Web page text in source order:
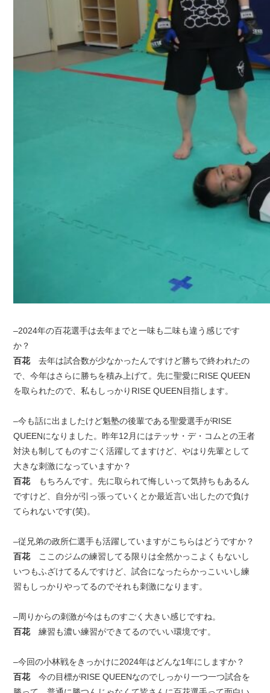
–2024年の百花選手は去年までと一味も二味も違う感じです
か？
百花去年は試合数が少なかったんですけど勝ちで終われたの
で、今年はさらに勝ちを積み上げて。先に聖愛にRISE QUEEN
を取られたので、私もしっかりRISE QUEEN目指します。
–今も話に出ましたけど魁塾の後輩である聖愛選手がRISE
QUEENになりました。昨年12月にはテッサ・デ・コムとの王者
対決も制してものすごく活躍してますけど、やはり先輩として
大きな刺激になっていますか？
百花 もちろんです。先に取られて悔しいって気持ちもあるん
ですけど、自分が引っ張っていくとか最近言い出したので負け
てられないです(笑)。
–従兄弟の政所仁選手も活躍していますがこちらはどうですか？
百花 ここのジムの練習してる限りは全然かっこよくもないし
いつもふざけてるんですけど、試合になったらかっこいいし練
習もしっかりやってるのでそれも刺激になります。
–周りからの刺激が今はものすごく大きい感じですね。
百花練習も濃い練習ができてるのでいい環境です。
–今回の小林戦をきっかけに2024年はどんな1年にしますか？
百花今の目標がRISE QUEENなのでしっかり一つ一つ試合を